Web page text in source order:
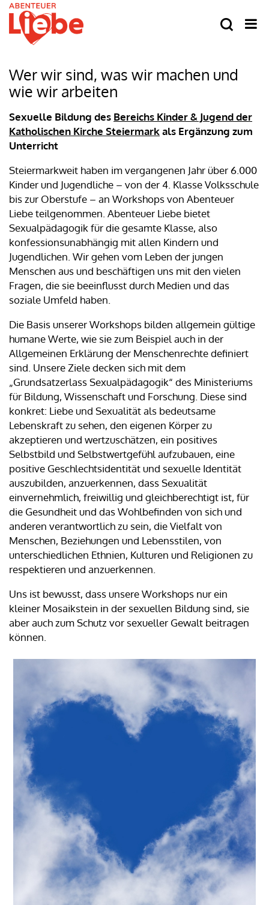
Wer wir sind, was wir machen und
wie wir arbeiten
Sexuelle Bildung des Bereichs Kinder & Jugend der
Katholischen Kirche Steiermarkals Ergänzung zum
Unterricht
Steiermarkweit haben im vergangenen Jahr über 6.000
Kinder und Jugendliche – von der 4. Klasse Volksschule
bis zur Oberstufe – an Workshops von Abenteuer
Liebe teilgenommen. Abenteuer Liebe bietet
Sexualpädagogik für die gesamte Klasse, also
konfessionsunabhängig mit allen Kindern und
Jugendlichen. Wir gehen vom Leben der jungen
Menschen aus und beschäftigen uns mit den vielen
Fragen, die sie beeinflusst durch Medien und das
soziale Umfeld haben.
Die Basis unserer Workshops bilden allgemein gültige
humane Werte, wie sie zum Beispiel auch in der
Allgemeinen Erklärung der Menschenrechte definiert
sind. Unsere Ziele decken sich mit dem
„Grundsatzerlass Sexualpädagogik“ des Ministeriums
für Bildung, Wissenschaft und Forschung. Diese sind
konkret: Liebe und Sexualität als bedeutsame
Lebenskraft zu sehen, den eigenen Körper zu
akzeptieren und wertzuschätzen, ein positives
Selbstbild und Selbstwertgefühl aufzubauen, eine
positive Geschlechtsidentität und sexuelle Identität
auszubilden, anzuerkennen, dass Sexualität
einvernehmlich, freiwillig und gleichberechtigt ist, für
die Gesundheit und das Wohlbefinden von sich und
anderen verantwortlich zu sein, die Vielfalt von
Menschen, Beziehungen und Lebensstilen, von
unterschiedlichen Ethnien, Kulturen und Religionen zu
respektieren und anzuerkennen.
Uns ist bewusst, dass unsere Workshops nur ein
kleiner Mosaikstein in der sexuellen Bildung sind, sie
aber auch zum Schutz vor sexueller Gewalt beitragen
können.